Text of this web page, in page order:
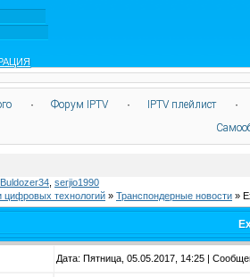
· Форум IPTV · IPTV плейлист
·
Buldozer34 serjio1990
цифровых технологий » Транспондерные новости »
Дата: Пятница, 05.05.2017, 14:25 |